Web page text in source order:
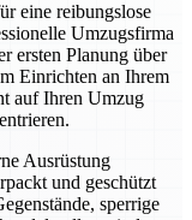
eine reibungslose
Umzugsfirma
ersten Planung über
Einrichten an Ihrem
auf Ihren Umzug
Ausrüstung
und geschützt
sperrige